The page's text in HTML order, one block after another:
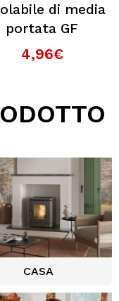
di media
portata GF
4,96€
CASA